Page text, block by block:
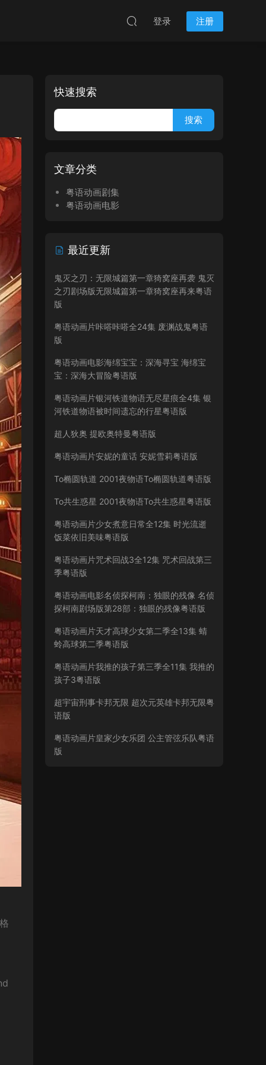
登录 注册
快速搜索
文章分类
粤语动画剧集
粤语动画电影
最近更新
鬼灭之刃：无限城篇第一章猗窝座再袭 鬼灭
之刃剧场版无限城篇第一章猗窝座再来粤语
版
粤语动画片咔嗒咔嗒全24集 废渊战鬼粤语
版
粤语动画电影海绵宝宝：深海寻宝 海绵宝
宝：深海大冒险粤语版
粤语动画片银河铁道物语无尽星痕全4集 银
河铁道物语被时间遗忘的行星粤语版
超人狄奥 提欧奥特曼粤语版
粤语动画片安妮的童话 安妮雪莉粤语版
To椭圆轨道 2001夜物语To椭圆轨道粤语版
To共生惑星 2001夜物语To共生惑星粤语版
粤语动画片少女煮意日常全12集 时光流逝
饭菜依旧美味粤语版
粤语动画片咒术回战3全12集 咒术回战第三
季粤语版
粤语动画电影名侦探柯南：独眼的残像 名侦
探柯南剧场版第28部：独眼的残像粤语版
粤语动画片天才高球少女第二季全13集 蜻
蛉高球第二季粤语版
粤语动画片我推的孩子第三季全11集 我推的
孩子3粤语版
超宇宙刑事卡邦无限 超次元英雄卡邦无限粤
语版
粤语动画片皇家少女乐团 公主管弦乐队粤语
版